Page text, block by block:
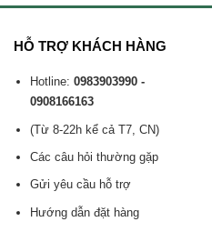
HỖ TRỢ KHÁCH HÀNG
Hotline: 0983903990 -
0908166163
(Từ 8-22h kể cả T7, CN)
Các câu hỏi thường gặp
Gửi yêu cầu hỗ trợ
Hướng dẫn đặt hàng